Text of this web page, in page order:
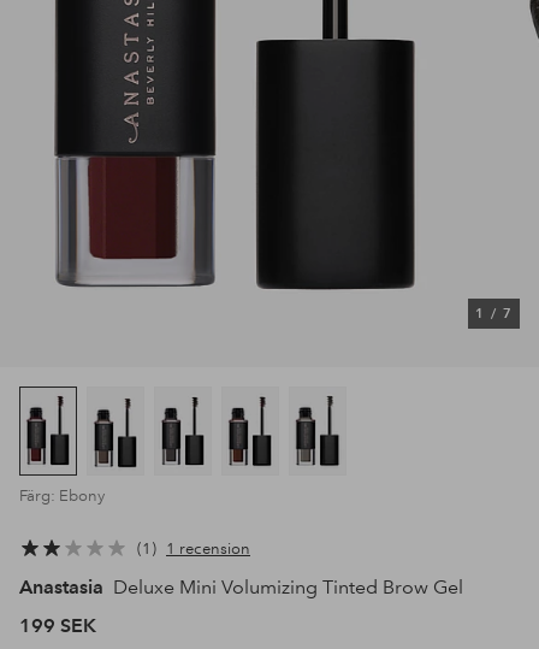
1 / 7
Färg: Ebony
1 1 recension
Anastasia Deluxe Mini Volumizing Tinted Brow Gel
199 SEK